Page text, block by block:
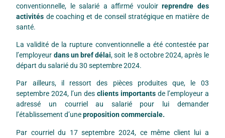
conventionnelle, le salarié a affirmé vouloirreprendre des
activités de coaching et de conseil stratégique en matière de
santé.
La validité de la rupture conventionnelle a été contestée par
l’employeur dans un bref délai, soit le 8 octobre 2024, après le
départ du salarié du 30 septembre 2024.
Par ailleurs, il ressort des pièces produites que, le 03
septembre 2024, l’un des clients importants de l’employeur a
adressé un courriel au salarié pour lui demander
l’établissement d’uneproposition commerciale.
Par courriel du 17 septembre 2024, ce même client lui a